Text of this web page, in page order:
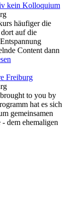
kein Kolloquium
häufiger die
auf die
Content dann
Freiburg
to you by
hat es sich
gemeinsamen
dem ehemaligen